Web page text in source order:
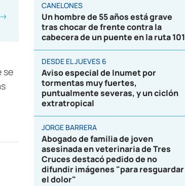
se
CANELONES
Un hombre de 55 años está grave
tras chocar de frente contra la
cabecera de un puente en la ruta 101
DESDE EL JUEVES 6
Aviso especial de Inumet por
tormentas muy fuertes,
puntualmente severas, y un ciclón
extratropical
JORGE BARRERA
Abogado de familia de joven
asesinada en veterinaria de Tres
Cruces destacó pedido de no
difundir imágenes "para resguardar
el dolor"